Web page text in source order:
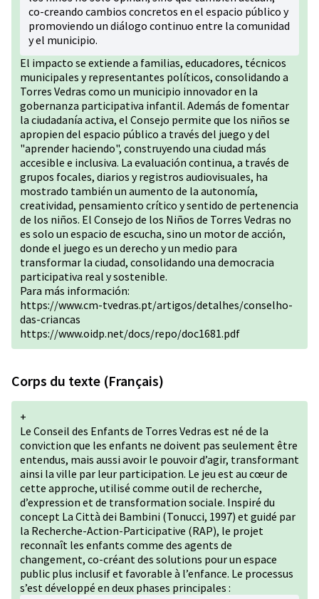
co-creando cambios concretos en el espacio público y
promoviendo un diálogo continuo entre la comunidad
y el municipio.
El impacto se extiende a familias, educadores, técnicos
municipales y representantes políticos, consolidando a
Torres Vedras como un municipio innovador en la
gobernanza participativa infantil. Además de fomentar
la ciudadanía activa, el Consejo permite que los niños se
apropien del espacio público a través del juego y del
"aprender haciendo", construyendo una ciudad más
accesible e inclusiva. La evaluación continua, a través de
grupos focales, diarios y registros audiovisuales, ha
mostrado también un aumento de la autonomía,
creatividad, pensamiento crítico y sentido de pertenencia
de los niños. El Consejo de los Niños de Torres Vedras no
es solo un espacio de escucha, sino un motor de acción,
donde el juego es un derecho y un medio para
transformar la ciudad, consolidando una democracia
participativa real y sostenible.
Para más información:
https://www.cm-tvedras.pt/artigos/detalhes/conselho-
das-criancas
https://www.oidp.net/docs/repo/doc1681.pdf
Corps du texte (Français)
+
Le Conseil des Enfants de Torres Vedras est né de la
conviction que les enfants ne doivent pas seulement être
entendus, mais aussi avoir le pouvoir d’agir, transformant
ainsi la ville par leur participation. Le jeu est au cœur de
cette approche, utilisé comme outil de recherche,
d’expression et de transformation sociale. Inspiré du
concept La Città dei Bambini (Tonucci, 1997) et guidé par
la Recherche-Action-Participative (RAP), le projet
reconnaît les enfants comme des agents de
changement, co-créant des solutions pour un espace
public plus inclusif et favorable à l’enfance. Le processus
s’est développé en deux phases principales :